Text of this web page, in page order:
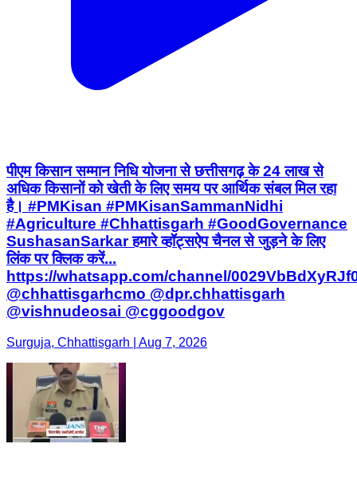
पीएम किसान सम्मान निधि योजना से छत्तीसगढ़ के 24 लाख से
अधिक किसानों को खेती के लिए समय पर आर्थिक संबल मिल रहा
है। #PMKisan #PMKisanSammanNidhi
#Agriculture #Chhattisgarh #GoodGovernance
SushasanSarkar हमारे व्हॉट्सऐप चैनल से जुड़ने के लिए
लिंक पर क्लिक करें...
https://whatsapp.com/channel/
@chhattisgarhcmo @dpr.chhattisgarh
@vishnudeosai @cggoodgov
Surguja, Chhattisgarh | Aug 7, 2026